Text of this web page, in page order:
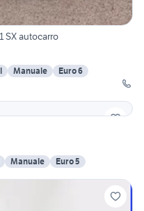
SX autocarro
Manuale
Euro 6
Manuale Euro 5